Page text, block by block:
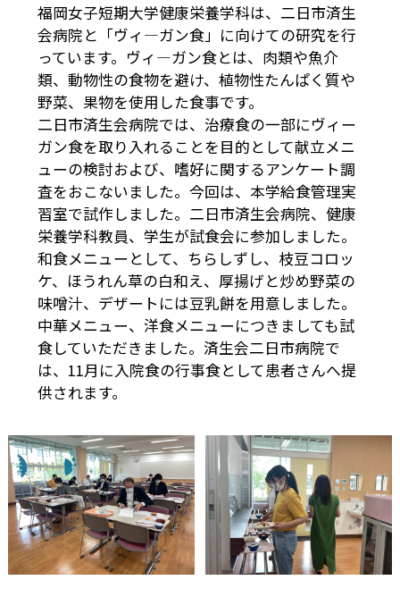
福岡女子短期大学健康栄養学科は、二日市済生
会病院と「ヴィ―ガン食」に向けての研究を行
っています。ヴィ―ガン食とは、肉類や魚介
類、動物性の食物を避け、植物性たんぱく質や
野菜、果物を使用した食事です。
二日市済生会病院では、治療食の一部にヴィー
ガン食を取り入れることを目的として献立メニ
ューの検討および、嗜好に関するアンケート調
査をおこないました。今回は、本学給食管理実
習室で試作しました。二日市済生会病院、健康
栄養学科教員、学生が試食会に参加しました。
和食メニューとして、ちらしずし、枝豆コロッ
ケ、ほうれん草の白和え、厚揚げと炒め野菜の
味噌汁、デザートには豆乳餅を用意しました。
中華メニュー、洋食メニューにつきましても試
食していただきました。済生会二日市病院で
は、11月に入院食の行事食として患者さんへ提
供されます。